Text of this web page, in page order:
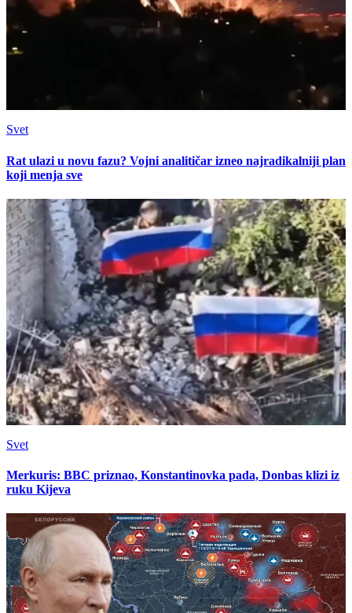
Svet
Rat ulazi u novu fazu? Vojni analitičar izneo najradikalniji plan
koji menja sve
Svet
Merkuris: BBC priznao, Konstantinovka pada, Donbas klizi iz
ruku Kijeva